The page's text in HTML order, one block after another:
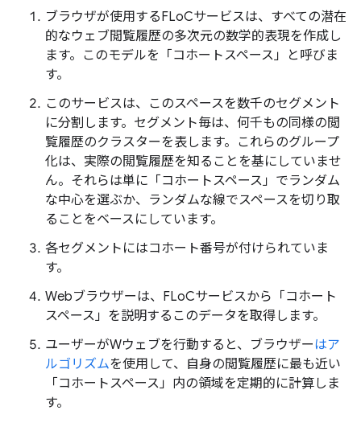
ブラウザが使用するFLoCサービスは、すべての潜在
的なウェブ閲覧履歴の多次元の数学的表現を作成し
ます。このモデルを「コホートスペース」と呼びま
す。
このサービスは、このスペースを数千のセグメント
に分割します。セグメント毎は、何千もの同様の閲
覧履歴のクラスターを表します。これらのグループ
化は、実際の閲覧履歴を知ることを基にしていませ
ん。それらは単に「コホートスペース」でランダム
な中心を選ぶか、ランダムな線でスペースを切り取
ることをベースにしています。
各セグメントにはコホート番号が付けられていま
す。
Webブラウザーは、FLoCサービスから「コホート
スペース」を説明するこのデータを取得します。
ユーザーがWウェブを行動すると、ブラウザーはア
ルゴリズムを使用して、自身の閲覧履歴に最も近い
「コホートスペース」内の領域を定期的に計算しま
す。